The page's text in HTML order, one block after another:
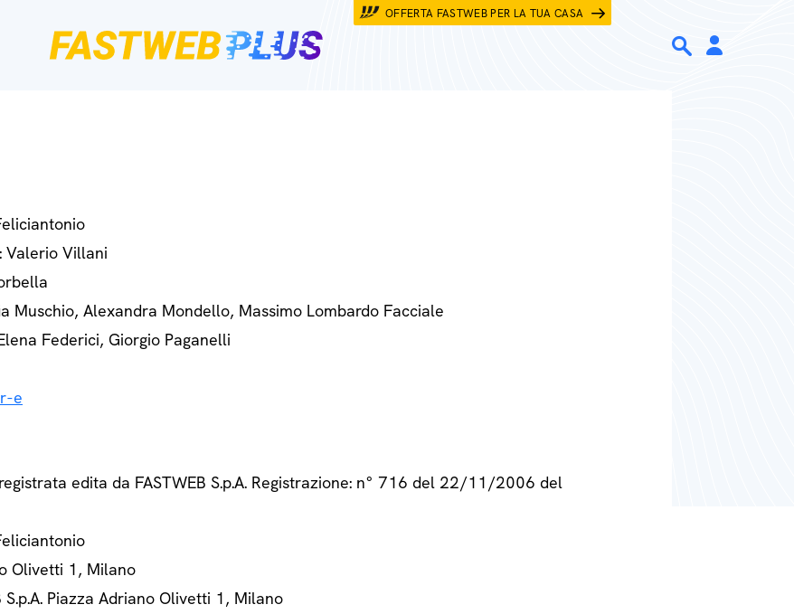
OFFERTA FASTWEB PER LA TUA CASA
: Valerio Villani
Muschio, Alexandra Mondello, Massimo Lombardo Facciale
Federici, Giorgio Paganelli
e
edita da FASTWEB S.p.A. Registrazione: n° 716 del 22/11/2006 del
Olivetti 1, Milano
S.p.A. Piazza Adriano Olivetti 1, Milano